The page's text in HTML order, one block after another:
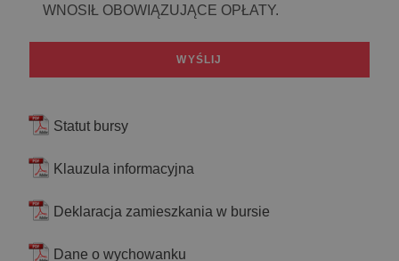
WNOSIŁ OBOWIĄZUJĄCE OPŁATY.
Statut bursy
Klauzula informacyjna
Deklaracja zamieszkania w bursie
Dane o wychowanku